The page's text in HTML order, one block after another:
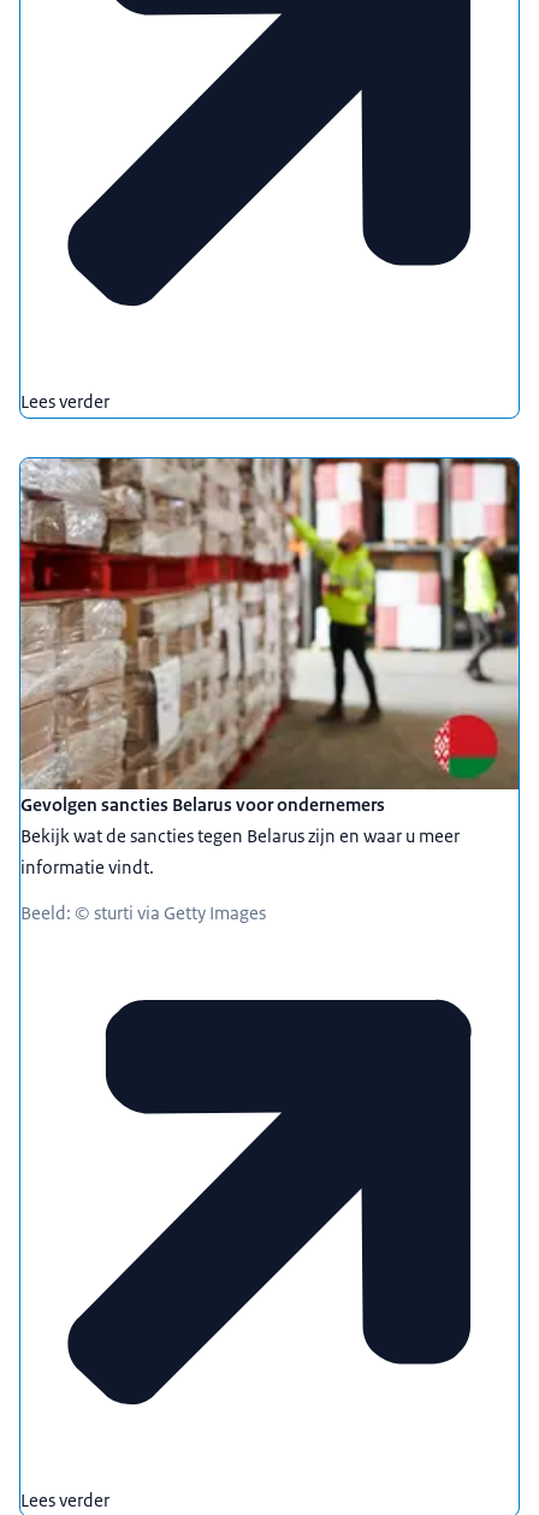
Lees verder
Gevolgen sancties Belarus voor ondernemers
Bekijk wat de sancties tegen Belarus zijn en waar u meer
informatie vindt.
Beeld: © sturti via Getty Images
Lees verder